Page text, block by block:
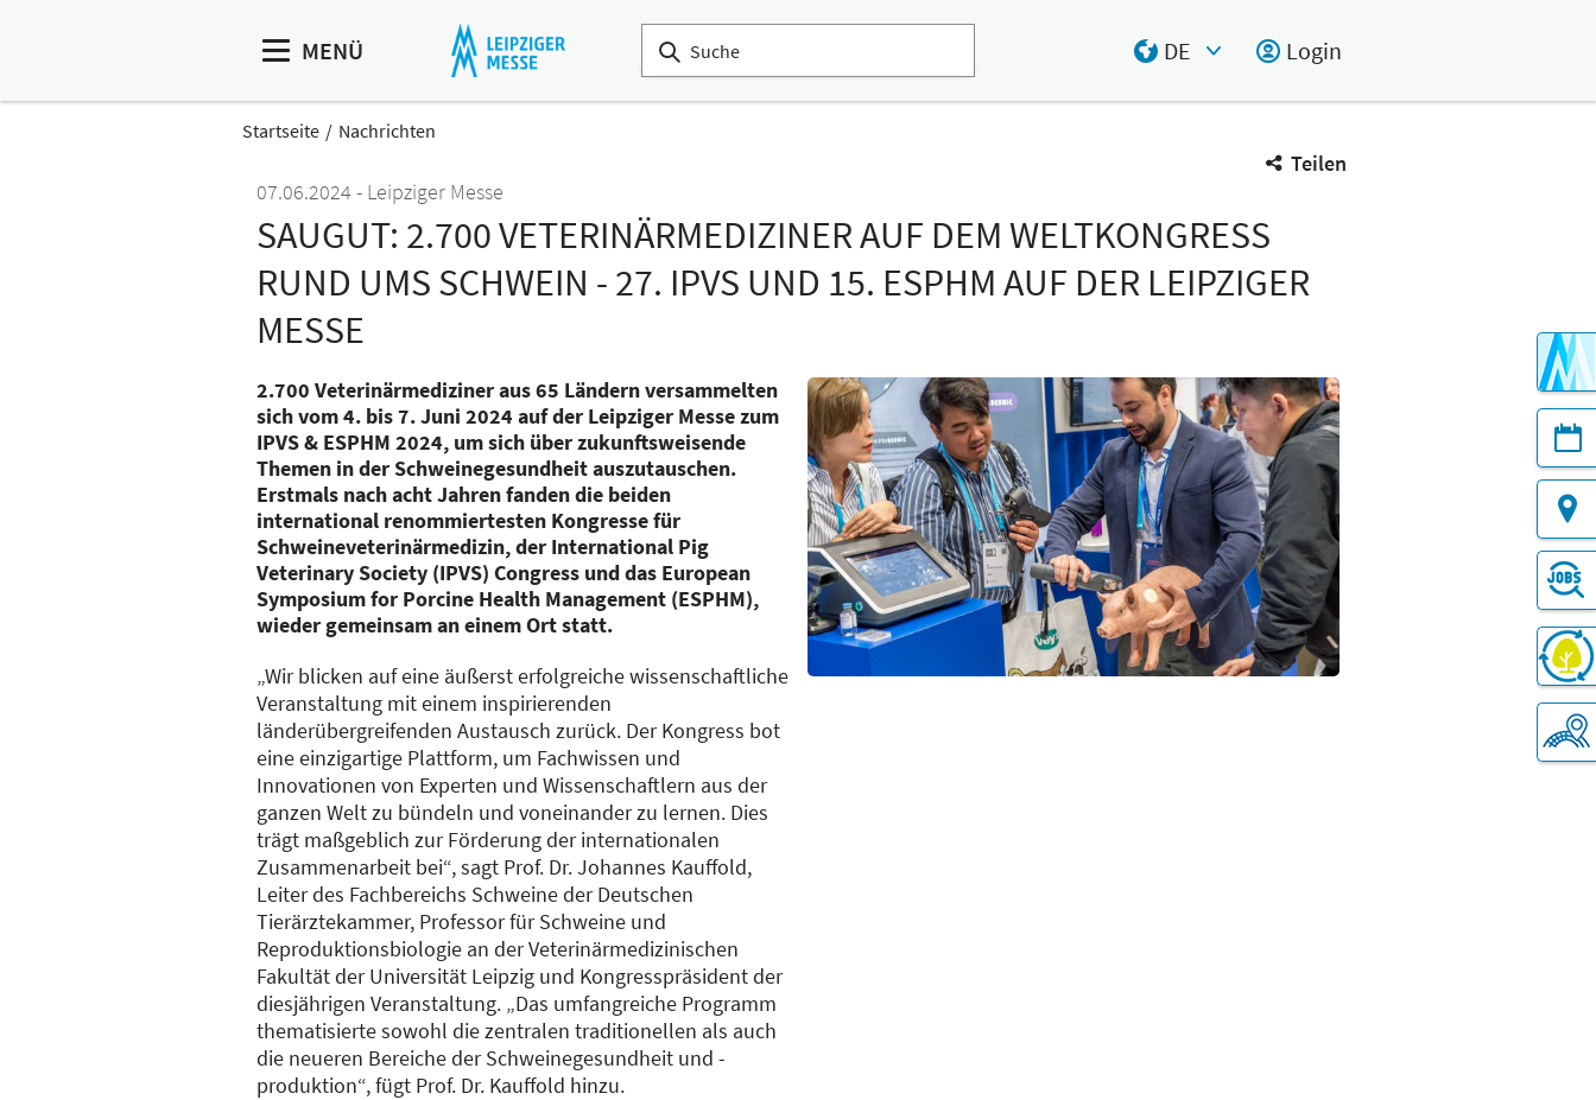
MENÜ
DE
Login
Startseite Nachrichten
Teilen
07.06.2024
Leipziger Messe
SAUGUT: 2.700 VETERINÄRMEDIZINER AUF DEM WELTKONGRESS
RUND UMS SCHWEIN - 27. IPVS UND 15. ESPHM AUF DER LEIPZIGER
MESSE
2.700 Veterinärmediziner aus 65 Ländern versammelten
sich vom 4. bis 7. Juni 2024 auf der Leipziger Messe zum
IPVS & ESPHM 2024, um sich über zukunftsweisende
Themen in der Schweinegesundheit auszutauschen.
Erstmals nach acht Jahren fanden die beiden
international renommiertesten Kongresse für
Schweineveterinärmedizin, der International Pig
Veterinary Society (IPVS) Congress und das European
Symposium for Porcine Health Management (ESPHM),
wieder gemeinsam an einem Ort statt.
„Wir blicken auf eine äußerst erfolgreiche wissenschaftliche
Veranstaltung mit einem inspirierenden
länderübergreifenden Austausch zurück. Der Kongress bot
eine einzigartige Plattform, um Fachwissen und
Innovationen von Experten und Wissenschaftlern aus der
ganzen Welt zu bündeln und voneinander zu lernen. Dies
trägt maßgeblich zur Förderung der internationalen
Zusammenarbeit bei“, sagt Prof. Dr. Johannes Kauffold,
Leiter des Fachbereichs Schweine der Deutschen
Tierärztekammer, Professor für Schweine und
Reproduktionsbiologie an der Veterinärmedizinischen
Fakultät der Universität Leipzig und Kongresspräsident der
diesjährigen Veranstaltung. „Das umfangreiche Programm
thematisierte sowohl die zentralen traditionellen als auch
die neueren Bereiche der Schweinegesundheit und -
produktion“, fügt Prof. Dr. Kauffold hinzu.